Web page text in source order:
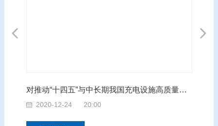
Previous
EPS转向系统异响的诊断与分析评价
2020-12-17 20:00
Next